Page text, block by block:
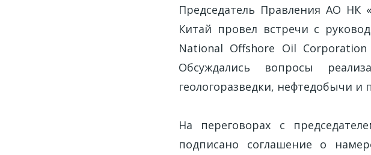
Председатель Правления АО НК
Китай провел встречи с
National Offshore Oil
Обсуждались вопросы
геологоразведки, нефтедобычи и
На переговорах с
подписано соглашение о